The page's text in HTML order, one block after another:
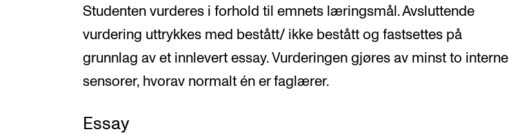
Studenten vurderes i forhold til emnets læringsmål. Avsluttende
vurdering uttrykkes med bestått/ ikke bestått og fastsettes på
grunnlag av et innlevert essay. Vurderingen gjøres av minst to interne
sensorer, hvorav normalt én er faglærer.
Essay